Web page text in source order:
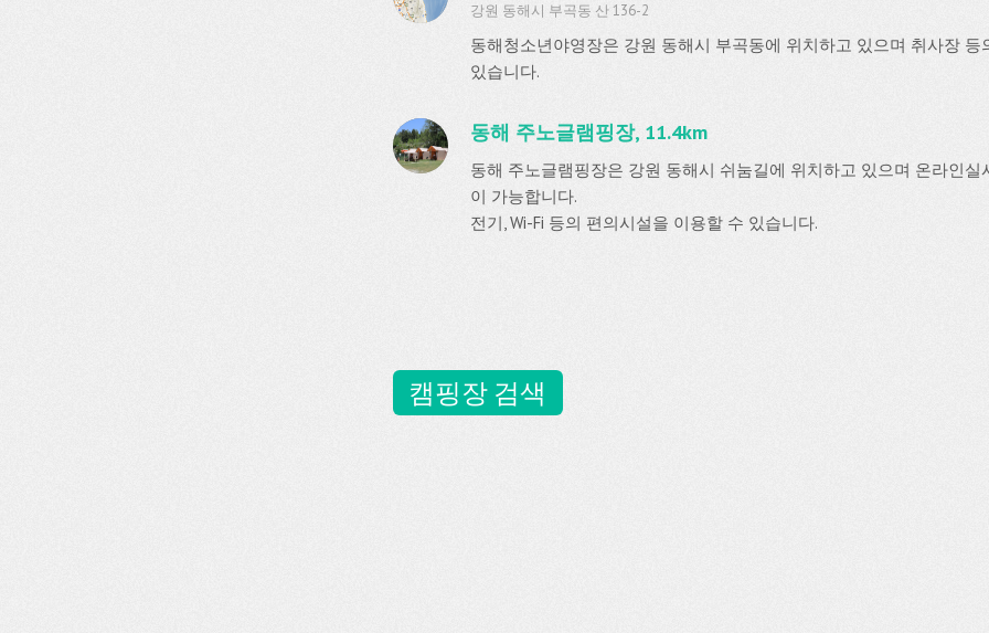
강원 동해시 부곡동 산 136-2
동해청소년야영장은 강원 동해시 부곡동에 위치하고 있으며 취사장
있습니다.
동해 주노글램핑장, 11.4km
동해 주노글램핑장은 강원 동해시 쉬눔길에 위치하고 있으며 온라인
이 가능합니다.
전기, Wi-Fi 등의 편의시설을 이용할 수 있습니다.
캠핑장 검색